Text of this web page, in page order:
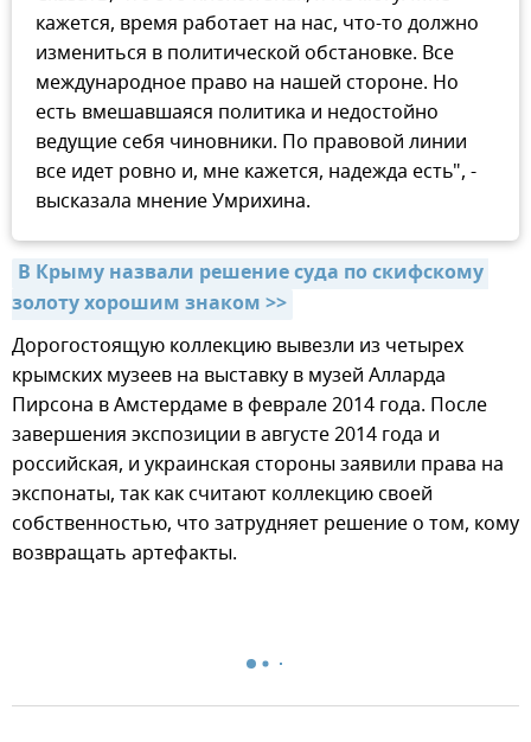
кажется, время работает на нас, что-то должно
измениться в политической обстановке. Все
международное право на нашей стороне. Но
есть вмешавшаяся политика и недостойно
ведущие себя чиновники. По правовой линии
все идет ровно и, мне кажется, надежда есть", -
высказала мнение Умрихина.
В Крыму назвали решение суда по скифскому
золоту хорошим знаком >>
Дорогостоящую коллекцию вывезли из четырех
крымских музеев на выставку в музей Алларда
Пирсона в Амстердаме в феврале 2014 года. После
завершения экспозиции в августе 2014 года и
российская, и украинская стороны заявили права на
экспонаты, так как считают коллекцию своей
собственностью, что затрудняет решение о том, кому
возвращать артефакты.